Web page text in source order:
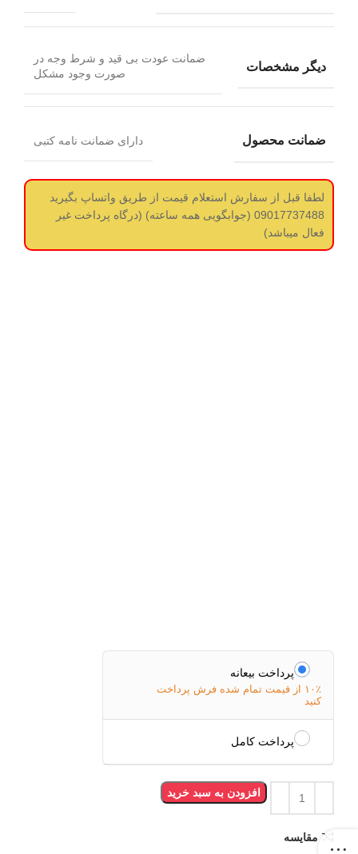
دیگر مشخصات
ضمانت عودت بی قید و شرط وجه در
صورت وجود مشکل
ضمانت محصول دارای ضمانت نامه کتبی
لطفا قبل از سفارش استعلام قیمت از طریق واتساپ بگیرید
09017737488 (جوابگویی همه ساعته) (درگاه پرداخت غیر
فعال میباشد)
پرداخت بیعانه
۱۰٪ از قیمت تمام شده فرش پرداخت
کنید
پرداخت کامل
افزودن به سبد خرید
مقایسه